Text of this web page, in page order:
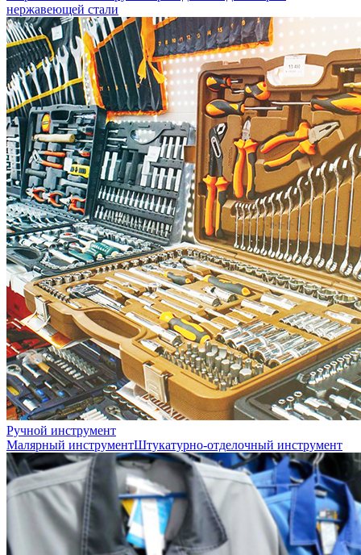
нержавеющей стали
Ручной инструмент
Малярный инструментШтукатурно-отделочный инструмент